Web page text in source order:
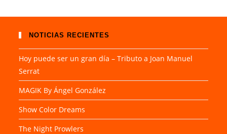
NOTICIAS RECIENTES
Hoy puede ser un gran día – Tributo a Joan Manuel
Serrat
MAGIK By Ángel González
Show Color Dreams
The Night Prowlers